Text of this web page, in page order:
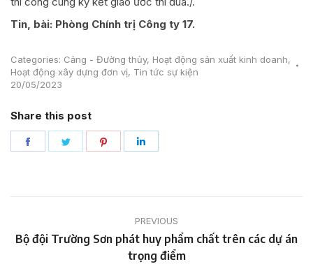
Tin, bài: Phòng Chính trị Công ty 17.
Categories: Cảng - Đường thủy, Hoạt động sản xuất kinh doanh,
Hoạt động xây dựng đơn vị, Tin tức sự kiện
20/05/2023
Share this post
Share
Share
Share
navigation
PREVIOUS
Previous
Bộ đội Trường Sơn phát huy phẩm chất trên các dự án
trọng điểm